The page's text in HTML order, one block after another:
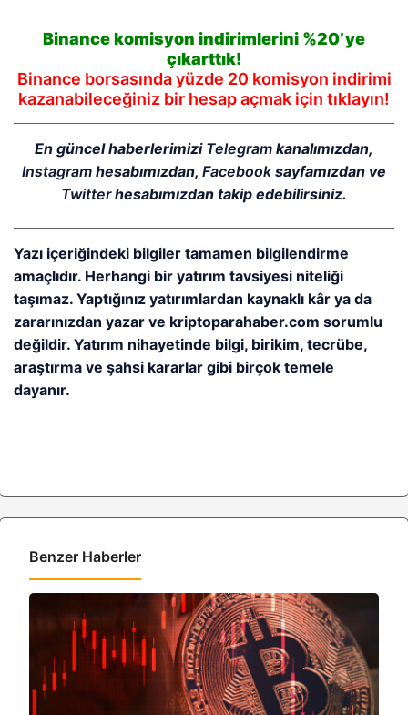
Binance komisyon indirimlerini %20’ye
çıkarttık!
Binance borsasında yüzde 20 komisyon indirimi
kazanabileceğiniz bir hesap açmak için tıklayın!
En güncel haberlerimizi Telegram kanalımızdan,
Instagramhesabımızdan, Facebooksayfamızdan ve
Twitterhesabımızdan takip edebilirsiniz.
Yazı içeriğindeki bilgiler tamamen bilgilendirme
amaçlıdır. Herhangi bir yatırım tavsiyesi niteliği
taşımaz. Yaptığınız yatırımlardan kaynaklı kâr ya da
zararınızdan yazar ve kriptoparahaber.com sorumlu
değildir. Yatırım nihayetinde bilgi, birikim, tecrübe,
araştırma ve şahsi kararlar gibi birçok temele
dayanır.
Benzer Haberler